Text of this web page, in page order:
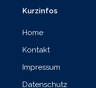
Kurzinfos
Home
Kontakt
Impressum
Datenschutz